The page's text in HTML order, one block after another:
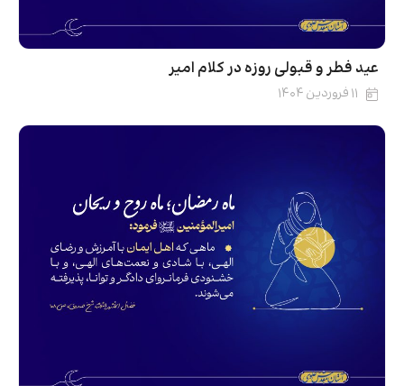
عید فطر و قبولی روزه در کلام امیر
۱۱ فروردین ۱۴۰۴